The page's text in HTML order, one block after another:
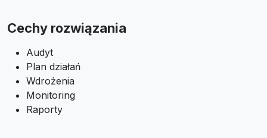
Cechy rozwiązania
Audyt
Plan działań
Wdrożenia
Monitoring
Raporty